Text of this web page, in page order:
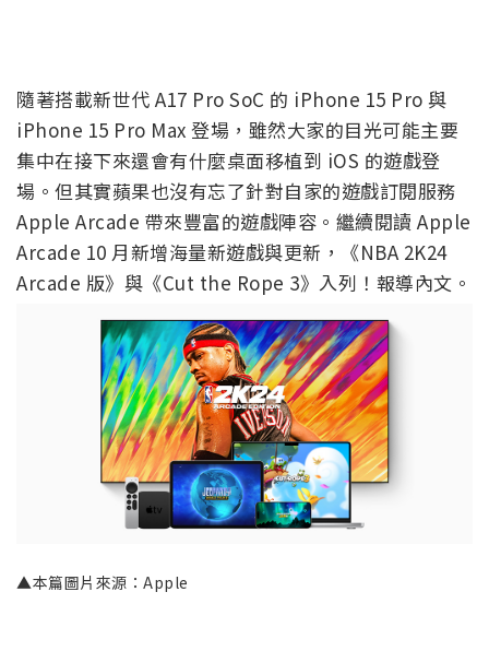
隨著搭載新世代 A17 Pro SoC 的 iPhone 15 Pro 與
iPhone 15 Pro Max 登場，雖然大家的目光可能主要
集中在接下來還會有什麼桌面移植到 iOS 的遊戲登
場。但其實蘋果也沒有忘了針對自家的遊戲訂閱服務
Apple Arcade 帶來豐富的遊戲陣容。繼續閱讀 Apple
Arcade 10 月新增海量新遊戲與更新，《NBA 2K24
Arcade 版》與《Cut the Rope 3》入列！報導內文。
▲本篇圖片來源：Apple